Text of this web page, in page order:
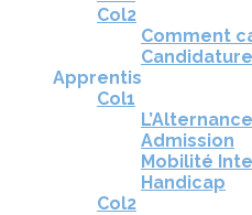
Col2
Comment
Candidature
Apprentis
Col1
Admission
Mobilité
Handicap
Col2